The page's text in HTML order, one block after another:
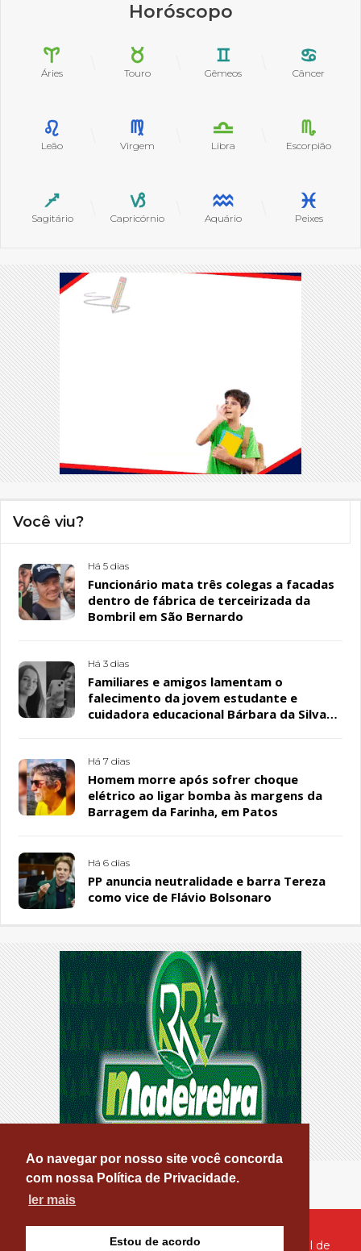
Ao navegar por nosso site você concorda
com nossa Política de Privacidade.
ler mais
Estou de acordo
Horóscopo
Áries Touro Gêmeos Câncer
Leão Virgem Libra Escorpião
Sagitário Capricórnio Aquário Peixes
Você viu?
Há 5 dias
Funcionário mata três colegas a facadas
dentro de fábrica de terceirizada da
Bombril em São Bernardo
Há 3 dias
Familiares e amigos lamentam o
falecimento da jovem estudante e
cuidadora educacional Bárbara da Silva
Há 7 dias
Homem morre após sofrer choque
elétrico ao ligar bomba às margens da
Barragem da Farinha, em Patos
Há 6 dias
PP anuncia neutralidade e barra Tereza
como vice de Flávio Bolsonaro
© Copyright 2026 - PATOS ONLINE - O seu Portal de